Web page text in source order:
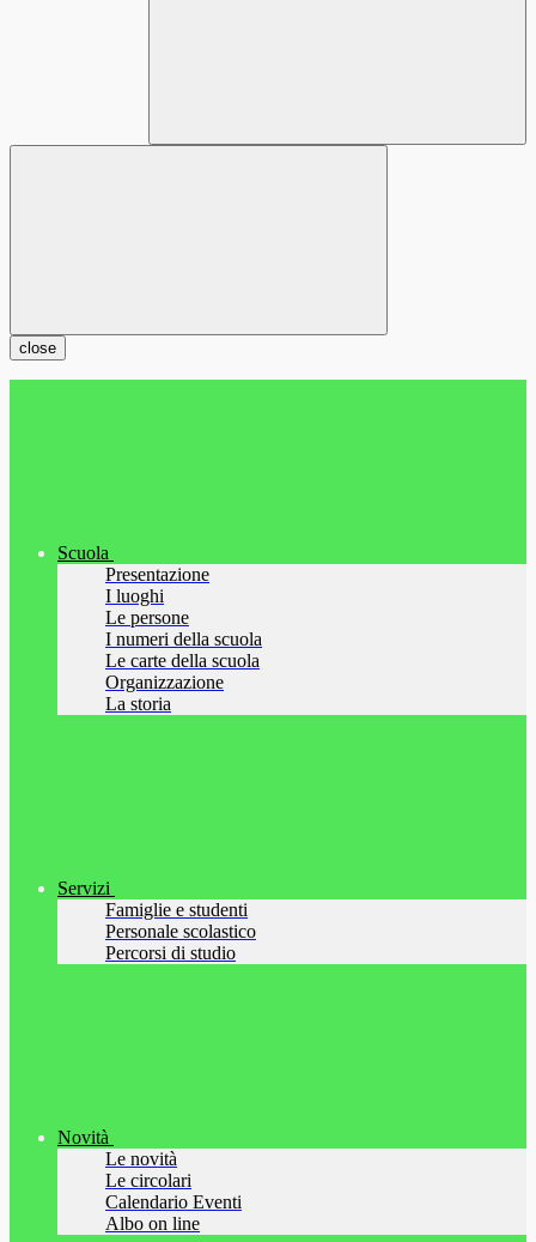
close
Scuola
Presentazione
I luoghi
Le persone
I numeri della scuola
Le carte della scuola
Organizzazione
La storia
Servizi
Famiglie e studenti
Personale scolastico
Percorsi di studio
Novità
Le novità
Le circolari
Calendario Eventi
Albo on line